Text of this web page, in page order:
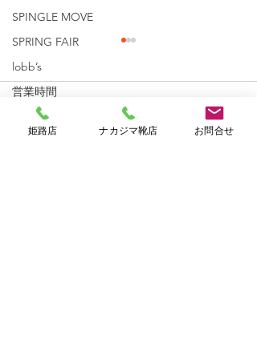
SPINGLE MOVE
SPRING FAIR
lobb’s
営業時間
diadora
コメント
姫路店 ナカジマ靴店 お問合せ